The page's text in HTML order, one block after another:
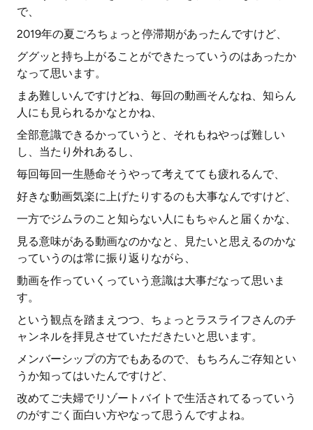
で、
2019年の夏ごろちょっと停滞期があったんですけど、
ググッと持ち上がることができたっていうのはあったか
なって思います。
まあ難しいんですけどね、毎回の動画そんなね、知らん
人にも見られるかなとかね、
全部意識できるかっていうと、それもねやっぱ難しい
し、当たり外れあるし、
毎回毎回一生懸命そうやって考えてても疲れるんで、
好きな動画気楽に上げたりするのも大事なんですけど、
一方でジムラのこと知らない人にもちゃんと届くかな、
見る意味がある動画なのかなと、見たいと思えるのかな
っていうのは常に振り返りながら、
動画を作っていくっていう意識は大事だなって思いま
す。
という観点を踏まえつつ、ちょっとラスライフさんのチ
ャンネルを拝見させていただきたいと思います。
メンバーシップの方でもあるので、もちろんご存知とい
うか知ってはいたんですけど、
改めてご夫婦でリゾートバイトで生活されてるっていう
のがすごく面白い方やなって思うんですよね。